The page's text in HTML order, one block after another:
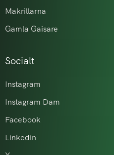
Makrillarna
Gamla Gaisare
Socialt
Instagram
Instagram Dam
Facebook
Linkedin